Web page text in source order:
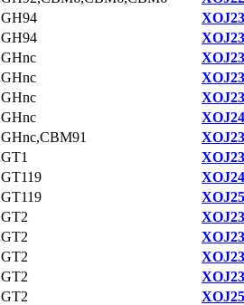
GH94
GH94
GHnc
GHnc
GHnc
GHnc
GHnc,CBM91
GT1
GT119
GT119
GT2
GT2
GT2
GT2
GT2